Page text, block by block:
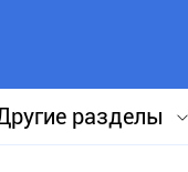
разделы